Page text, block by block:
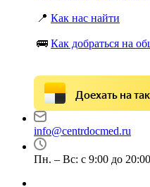
📍 Как нас найти
🚌 Как добраться на
Доехать на
info@centrdocmed.ru
Пн. – Вс: с 9:00 до 20:00